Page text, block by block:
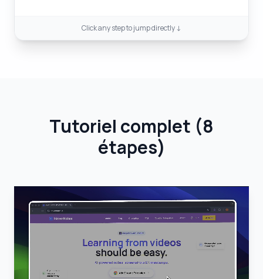
Click any step to jump directly ↓
Tutoriel complet (8
étapes)